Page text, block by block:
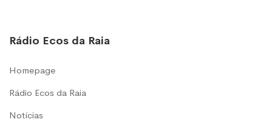
Rádio Ecos da Raia
Homepage
Rádio Ecos da Raia
Notícias